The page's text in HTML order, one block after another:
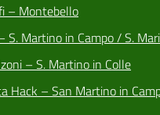
– Montebello
S. Martino in Campo / S.
– S. Martino in Colle
Hack – San Martino in